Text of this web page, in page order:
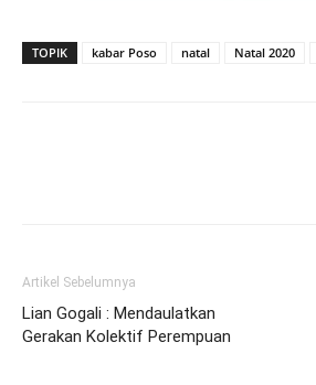
TOPIK kabar Poso natal Natal 2020
Artikel Sebelumnya
Lian Gogali : Mendaulatkan
Gerakan Kolektif Perempuan